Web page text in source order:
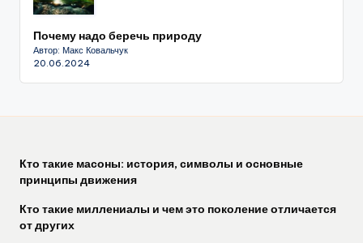
Почему надо беречь природу
Автор: Макс Ковальчук
20.06.2024
Кто такие масоны: история, символы и основные
принципы движения
Кто такие миллениалы и чем это поколение отличается
от других